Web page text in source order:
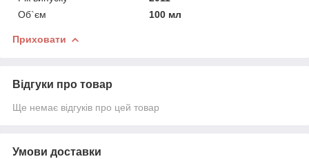
Об`єм
100 мл
Приховати
Відгуки про товар
Ще немає відгуків про цей товар
Умови доставки